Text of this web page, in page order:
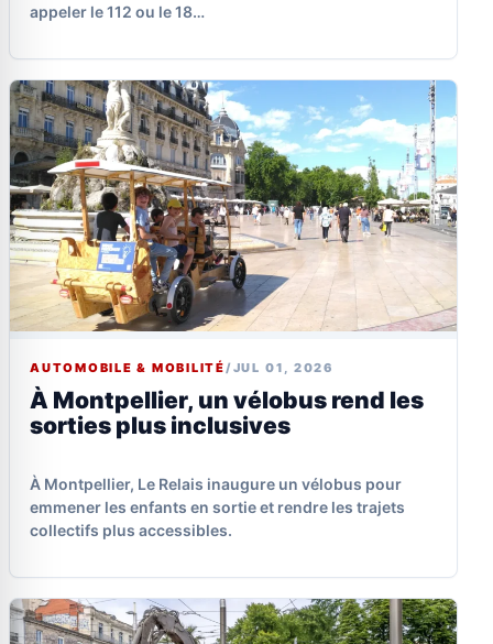
appeler le 112 ou le 18…
AUTOMOBILE & MOBILITÉ/JUL 01, 2026
À Montpellier, un vélobus rend les
sorties plus inclusives
À Montpellier, Le Relais inaugure un vélobus pour
emmener les enfants en sortie et rendre les trajets
collectifs plus accessibles.